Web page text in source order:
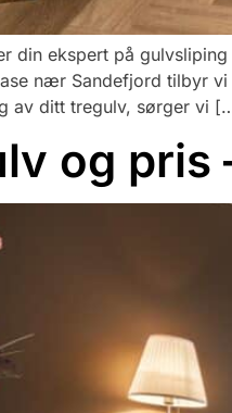
din ekspert på
nær Sandefjord tilbyr
av ditt tregulv, sørger vi
og pris